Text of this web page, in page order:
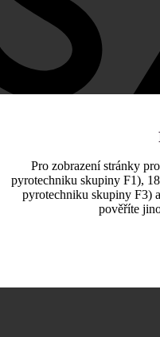
Pro zobrazení stránky
pyrotechniku skupiny F1),
pyrotechniku skupiny F3)
pověříte